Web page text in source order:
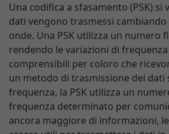
Una codifica a sfasamento (PSK) si
dati vengono trasmessi
onde. Una PSK utilizza un numero
rendendo le variazioni di
comprensibili per coloro che
un metodo di trasmissione dei dati
frequenza, la PSK utilizza un
frequenza determinato per
ancora maggiore di informazioni,